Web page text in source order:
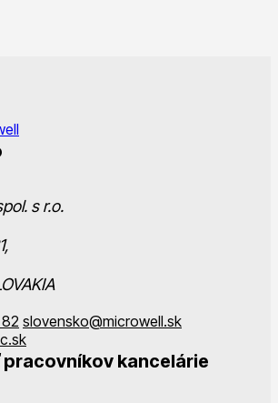
s r.o.
slovensko@microwell.sk
kancelárie